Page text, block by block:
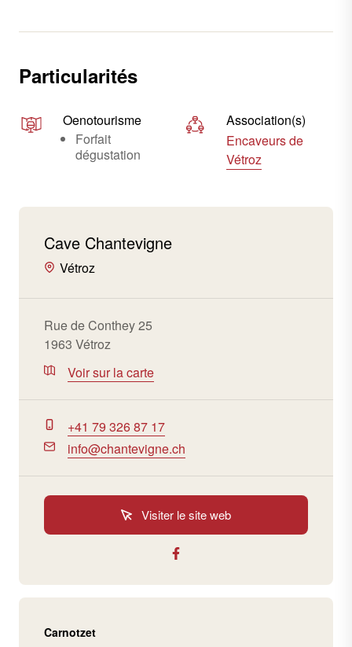
Particularités
Oenotourisme
Forfait
dégustation
Association(s)
Encaveurs de
Vétroz
Cave Chantevigne
Vétroz
Rue de Conthey 25
1963 Vétroz
Voir sur la carte
+41 79 326 87 17
info@chantevigne.ch
Visiter le site web
Carnotzet